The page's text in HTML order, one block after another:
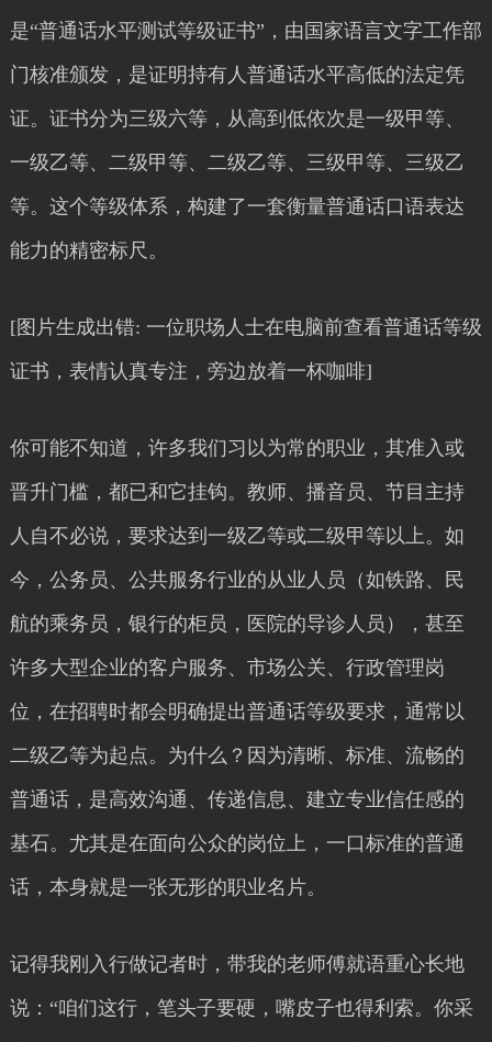
是“普通话水平测试等级证书”，由国家语言文字工作部
门核准颁发，是证明持有人普通话水平高低的法定凭
证。证书分为三级六等，从高到低依次是一级甲等、
一级乙等、二级甲等、二级乙等、三级甲等、三级乙
等。这个等级体系，构建了一套衡量普通话口语表达
能力的精密标尺。
[图片生成出错: 一位职场人士在电脑前查看普通话等级
证书，表情认真专注，旁边放着一杯咖啡]
你可能不知道，许多我们习以为常的职业，其准入或
晋升门槛，都已和它挂钩。教师、播音员、节目主持
人自不必说，要求达到一级乙等或二级甲等以上。如
今，公务员、公共服务行业的从业人员（如铁路、民
航的乘务员，银行的柜员，医院的导诊人员），甚至
许多大型企业的客户服务、市场公关、行政管理岗
位，在招聘时都会明确提出普通话等级要求，通常以
二级乙等为起点。为什么？因为清晰、标准、流畅的
普通话，是高效沟通、传递信息、建立专业信任感的
基石。尤其是在面向公众的岗位上，一口标准的普通
话，本身就是一张无形的职业名片。
记得我刚入行做记者时，带我的老师傅就语重心长地
说：“咱们这行，笔头子要硬，嘴皮子也得利索。你采